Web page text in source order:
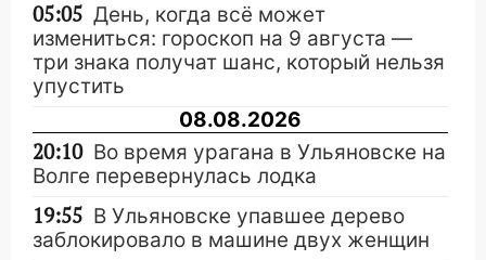
05:05 День, когда всё может
измениться: гороскоп на 9 августа —
три знака получат шанс, который нельзя
упустить
08.08.2026
20:10 Во время урагана в Ульяновске на
Волге перевернулась лодка
19:55 В Ульяновске упавшее дерево
заблокировало в машине двух женщин